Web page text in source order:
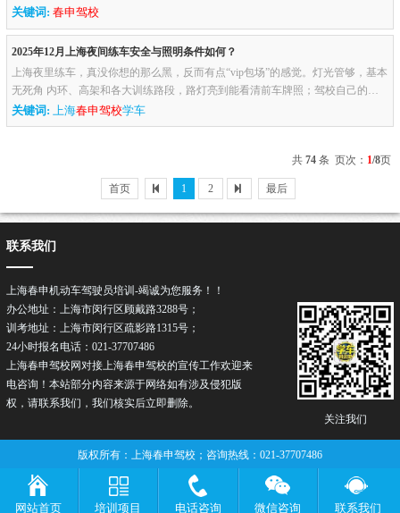
手动挡 = 左脚离合＋右手换挡＋油离配合，坡道起步熄火是日常，...
关键词: 春申驾校
2025年12月上海夜间练车安全与照明条件如何？
上海夜里练车，真没你想的那么黑，反而有点“vip包场”的感觉。灯光管够，基本
无死角 内环、高架和各大训练路段，路灯亮到能看清前车牌照；驾校自己的场
地更夸张，高杆大灯一排排，亮得跟白天差不多，倒库压线都能看...
关键词: 上海春申驾校学车
共74 条 页次： 1/8页
首页 1 2 最后
关注我们
联系我们
上海春申机动车驾驶员培训-竭诚为您服务！！
办公地址：上海市闵行区顾戴路3288号；
训考地址：上海市闵行区疏影路1315号；
24小时报名电话：021-37707486
上海春申驾校网对接上海春申驾校的宣传工作欢迎来
电咨询！本站部分内容来源于网络如有涉及侵犯版
权，请联系我们，我们核实后立即删除。
版权所有：上海春申驾校；咨询热线：021-37707486
网站首页 培训项目 电话咨询 微信咨询 联系我们